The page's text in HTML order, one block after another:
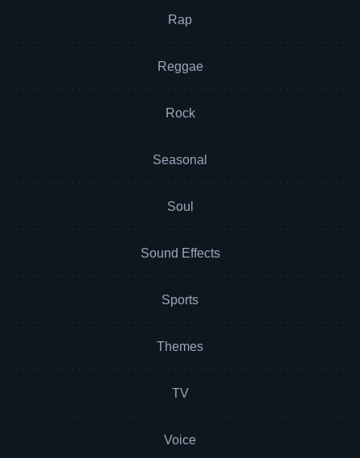
Rap
Reggae
Rock
Seasonal
Soul
Sound Effects
Sports
Themes
TV
Voice